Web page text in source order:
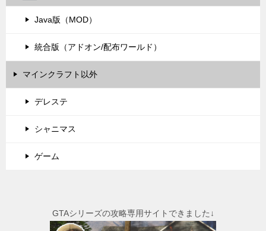
Java版（MOD）
統合版（アドオン/配布ワールド）
マインクラフト以外
デレステ
シャニマス
ゲーム
GTAシリーズの攻略専用サイトできました↓